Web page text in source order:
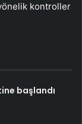
kontroller
başlandı